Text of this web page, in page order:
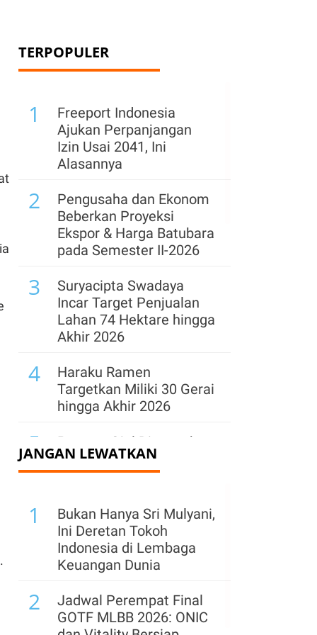
TERPOPULER
1
Freeport Indonesia
Ajukan Perpanjangan
Izin Usai 2041, Ini
Alasannya
2
Pengusaha dan Ekonom
Beberkan Proyeksi
Ekspor & Harga Batubara
pada Semester II-2026
3
Suryacipta Swadaya
Incar Target Penjualan
Lahan 74 Hektare hingga
Akhir 2026
4
Haraku Ramen
Targetkan Miliki 30 Gerai
hingga Akhir 2026
5
Perpres Ojol Ditargetkan
Terbit Sebelum 17
Agustus 2026, Ini
6
Petani Tebu Minta HPP
Gula Naik Menjadi
Rp16.875 per Kg, Apa
Alasannya?
7
Target Transaksi
Indonesia Shopping
JANGAN LEWATKAN
1
Bukan Hanya Sri Mulyani,
Ini Deretan Tokoh
Indonesia di Lembaga
Keuangan Dunia
2
Jadwal Perempat Final
GOTF MLBB 2026: ONIC